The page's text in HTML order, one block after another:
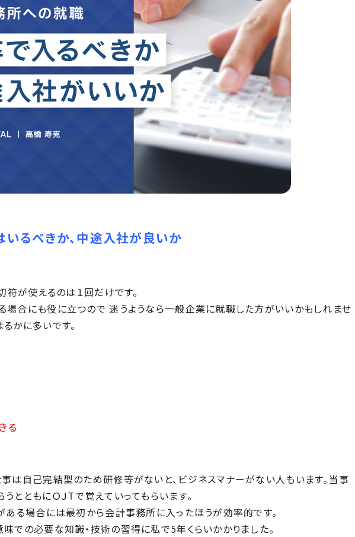
るべきか、中途入社が良いか
符が使えるのは１回だけです。
合にも役に立つので 迷うようなら一般企業に就職した方がいいかもしれませ
かに多いです。
る
は自己完結型のため研修等がないと、ビジネスマナーがない人もいます。当事
とともにＯＪＴで覚えていってもらいます。
ある場合には最初から会計事務所に入ったほうが効率的です。
での必要な知識・技術の習得に私で5年くらいかかりました。